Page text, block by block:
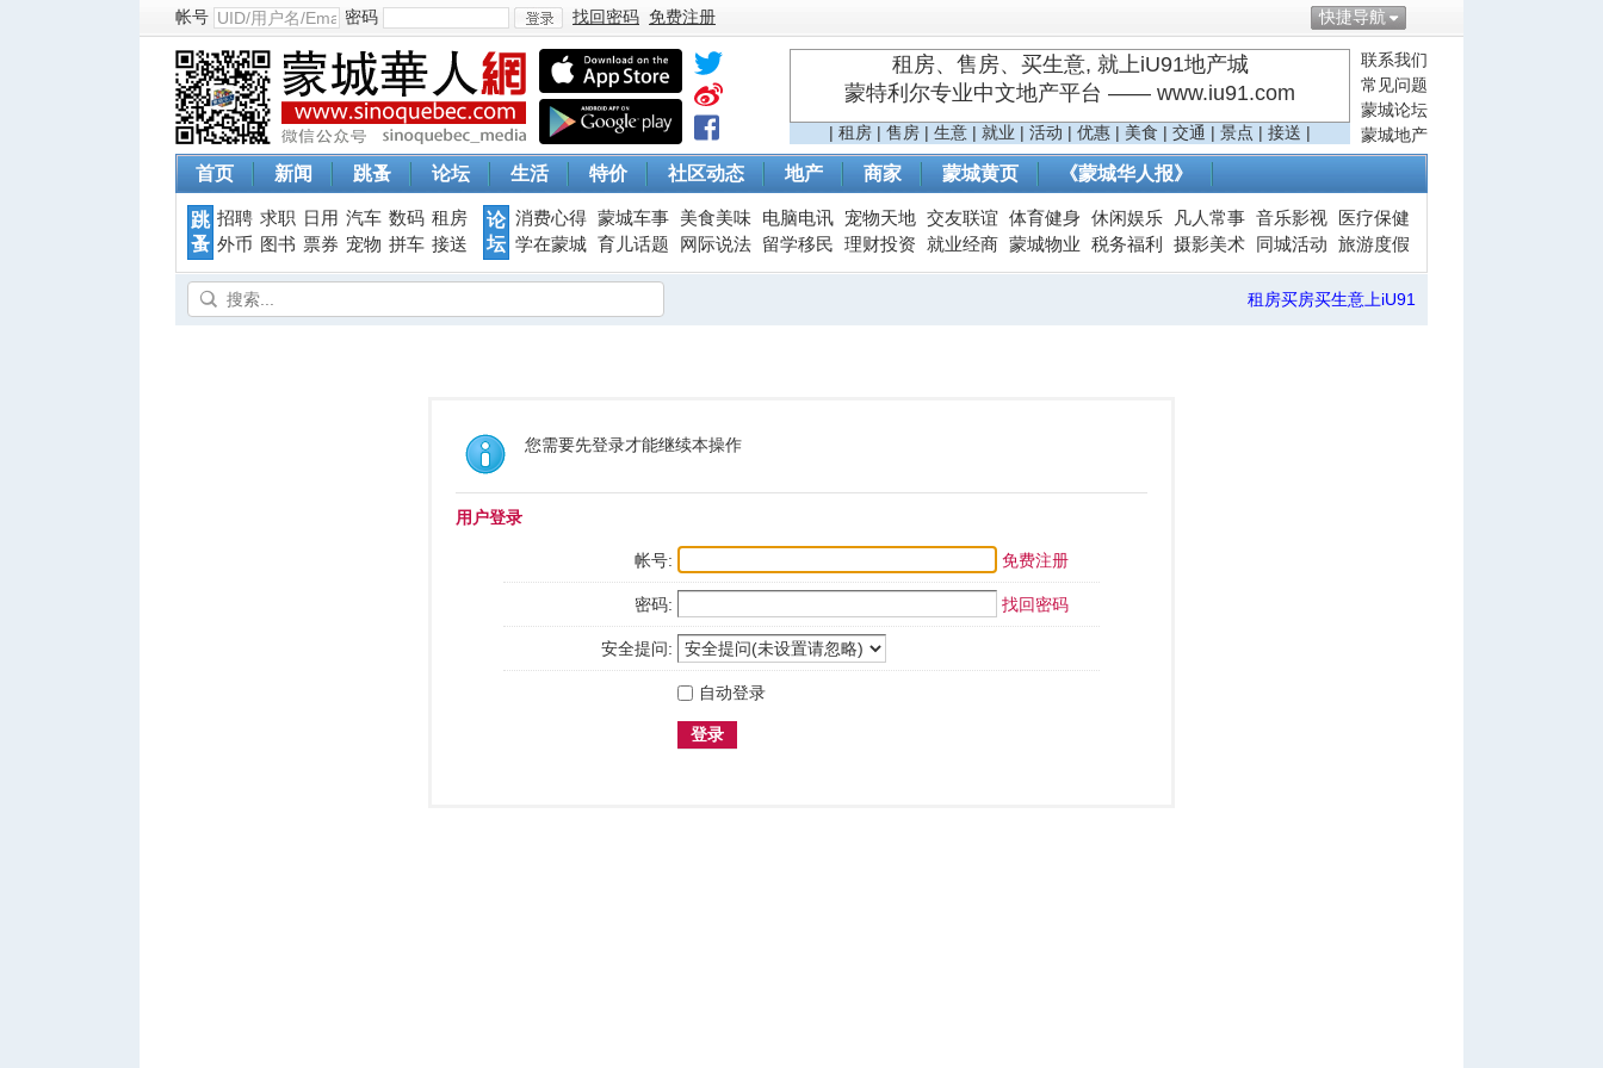
快捷导航
帐号 密码
登
找回密码 免费注册
联系我们
常见问题
蒙城论坛
蒙城地产
租房、售房、买生意, 就上iU91地产城
蒙特利尔专业中文地产平台 —— www.iu91.com
| 租房 | 售房 | 生意 | 就业 | 活动 | 优惠 | 美食 | 交通 | 景点 | 接送 |
首页 新闻 跳蚤 论坛 生活 特价 社区动态 地产 商家 蒙城黄页 《蒙城华人报》
跳
蚤
招聘 求职 日用 汽车 数码 租房
外币
图书 票券 宠物 拼车 接送
论
坛
消费心得 蒙城车事 美食美味 电脑电讯 宠物天地 交友联谊 体育健身 休闲娱乐 凡人常事 音乐影视
医疗保健
学在蒙城 育儿话题 网际说法 留学移民 理财投资 就业经商 蒙城物业 税务福利 摄影美术 同城活动 旅游度假
租房买房买生意上iU91
您需要先登录才能继续本操作
用户登录
帐号: 免费注册
密码: 找回密码
安全提问:
自动登录
登录